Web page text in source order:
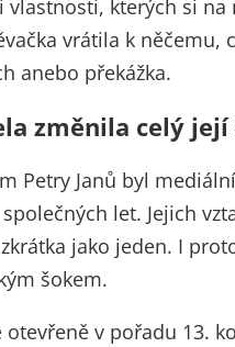
vlastnosti, kterých si
vrátila k
anebo překážka.
změnila celý
Petry Janů byl
let. Jejich
jako jeden. I
šokem.
otevřeně v pořadu 13.